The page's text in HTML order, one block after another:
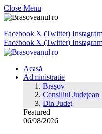
Close Menu
Facebook X (Twitter) Instagram
Facebook X (Twitter) Instagram
Acasă
Administratie
Braşov
Consiliul Judeţean
Din Judeţ
Featured
06/08/2026